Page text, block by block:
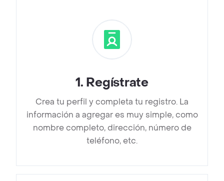
1. Regístrate
Crea tu perfil y completa tu registro. La
información a agregar es muy simple, como
nombre completo, dirección, número de
teléfono, etc.